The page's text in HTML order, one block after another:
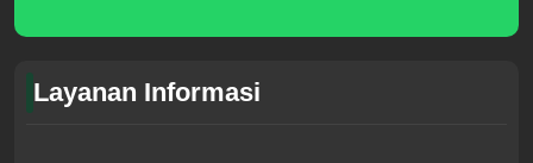
Layanan Informasi